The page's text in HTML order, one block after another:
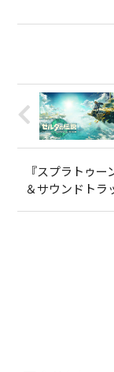
『スプラトゥ
＆サウンドトラ